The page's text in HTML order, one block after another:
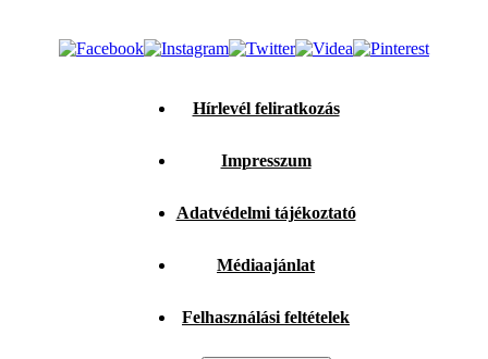
Hírlevél feliratkozás
Impresszum
Adatvédelmi tájékoztató
Médiaajánlat
Felhasználási feltételek